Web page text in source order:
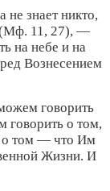
знает никто,
(Мф. 11, 27), —
на небе и на
Вознесением
говорить
говорить о том,
о том — что Им
Жизни. И